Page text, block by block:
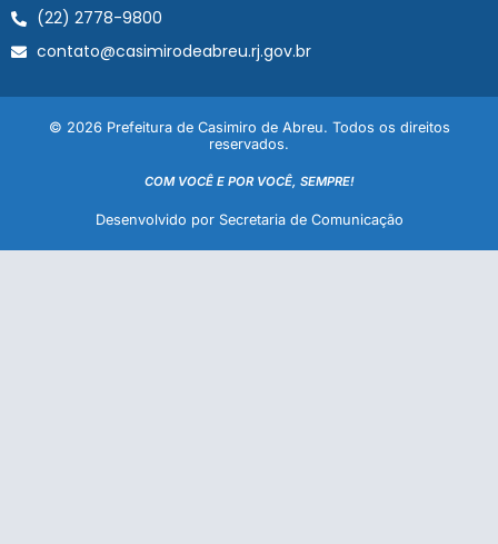
(22) 2778-9800
contato@casimirodeabreu.rj.gov.br
© 2026 Prefeitura de Casimiro de Abreu. Todos os direitos
reservados.
COM VOCÊ E POR VOCÊ, SEMPRE!
Desenvolvido por Secretaria de Comunicação